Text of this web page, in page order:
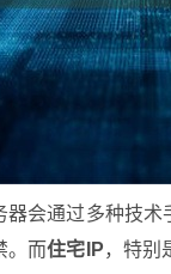
器会通过多种技
。而住宅IP，特别